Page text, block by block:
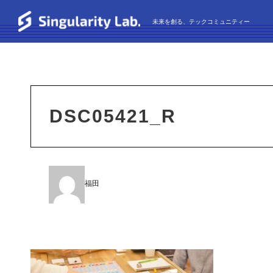
未来を創る、テックコミュニティー
DSC05421_R
福田